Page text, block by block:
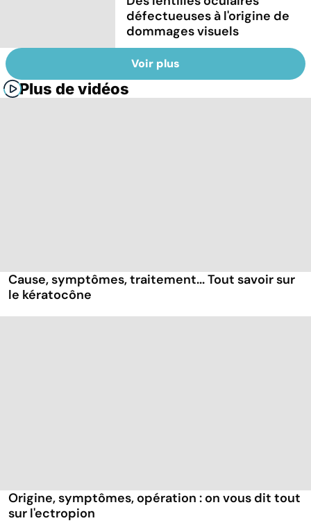
défectueuses à l'origine de
dommages visuels
Voir plus
Plus de vidéos
Cause, symptômes, traitement... Tout savoir sur
le kératocône
Origine, symptômes, opération : on vous dit tout
sur l'ectropion